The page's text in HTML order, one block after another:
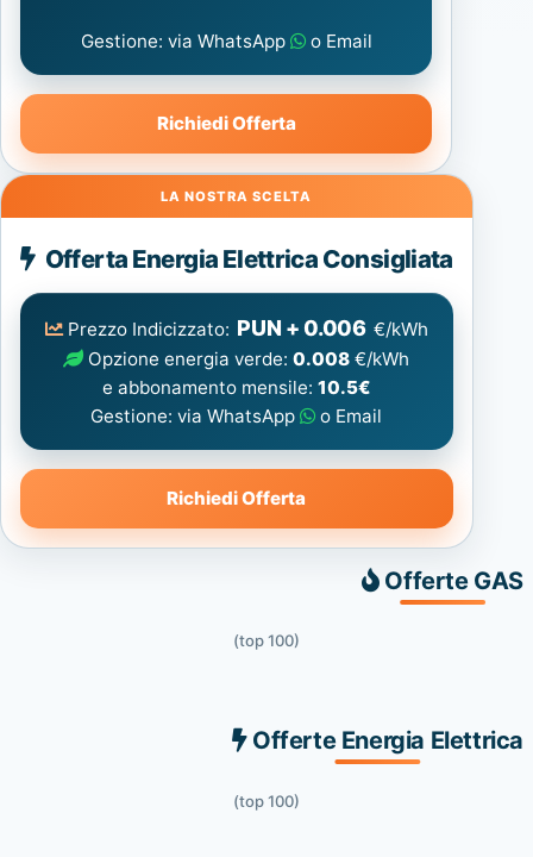
Gestione: via WhatsApp o Email
Richiedi Offerta
Energia
Elettrica
consigliata
Offerta Energia Elettrica Consigliata
Prezzo Indicizzato: PUN + 0.006 €/kWh
Opzione energia verde:0.008 €/kWh
e abbonamento mensile: 10.5€
Gestione: via WhatsApp
o Email
Richiedi Offerta
Offerte GAS
(top 100)
Offerte Energia Elettrica
(top 100)